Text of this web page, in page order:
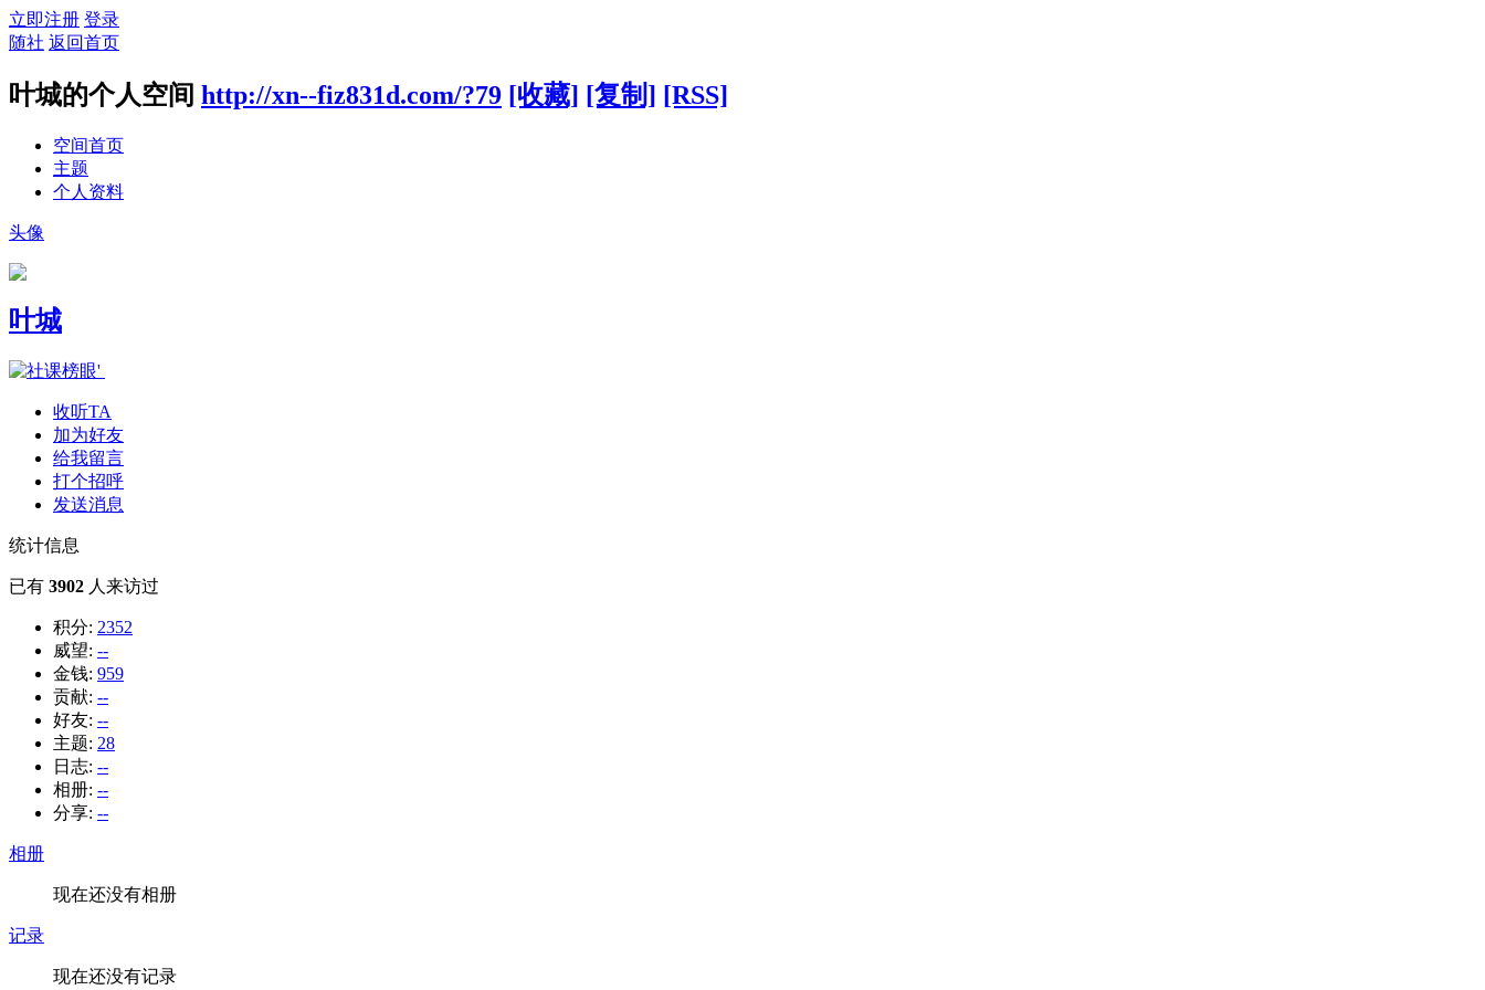
立即注册 登录
随社 返回首页
叶城的个人空间 http://xn--fiz831d.com/?79 [收藏] [复制] [RSS]
空间首页
主题
个人资料
头像
叶城
收听TA
加为好友
给我留言
打个招呼
发送消息
统计信息
已有 3902 人来访过
积分: 2352
威望: --
金钱: 959
贡献: --
好友: --
主题: 28
日志: --
相册: --
分享: --
相册
现在还没有相册
记录
现在还没有记录